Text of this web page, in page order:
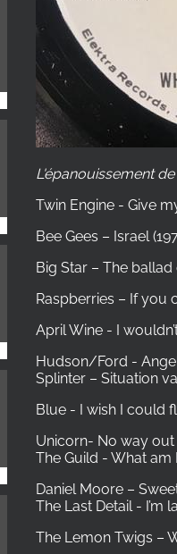
L'épanouissement
Twin Engine - Give
Bee Gees – Israel
Big Star – The ballad
Raspberries – If you
April Wine - I
Hudson/Ford -
Splinter – Situation
Blue - I wish I could
Unicorn- No way out
The Guild - What am
Daniel Moore –
The Last Detail - I’m
The Lemon Twigs –